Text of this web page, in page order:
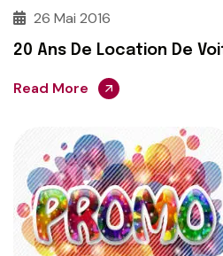
26 Mai 2016
20 Ans De Location De
Read More